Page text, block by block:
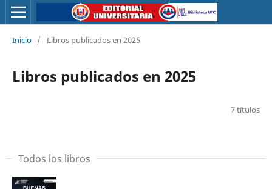
Inicio / Libros publicados en 2025
Libros publicados en 2025
7 títulos
Todos los libros